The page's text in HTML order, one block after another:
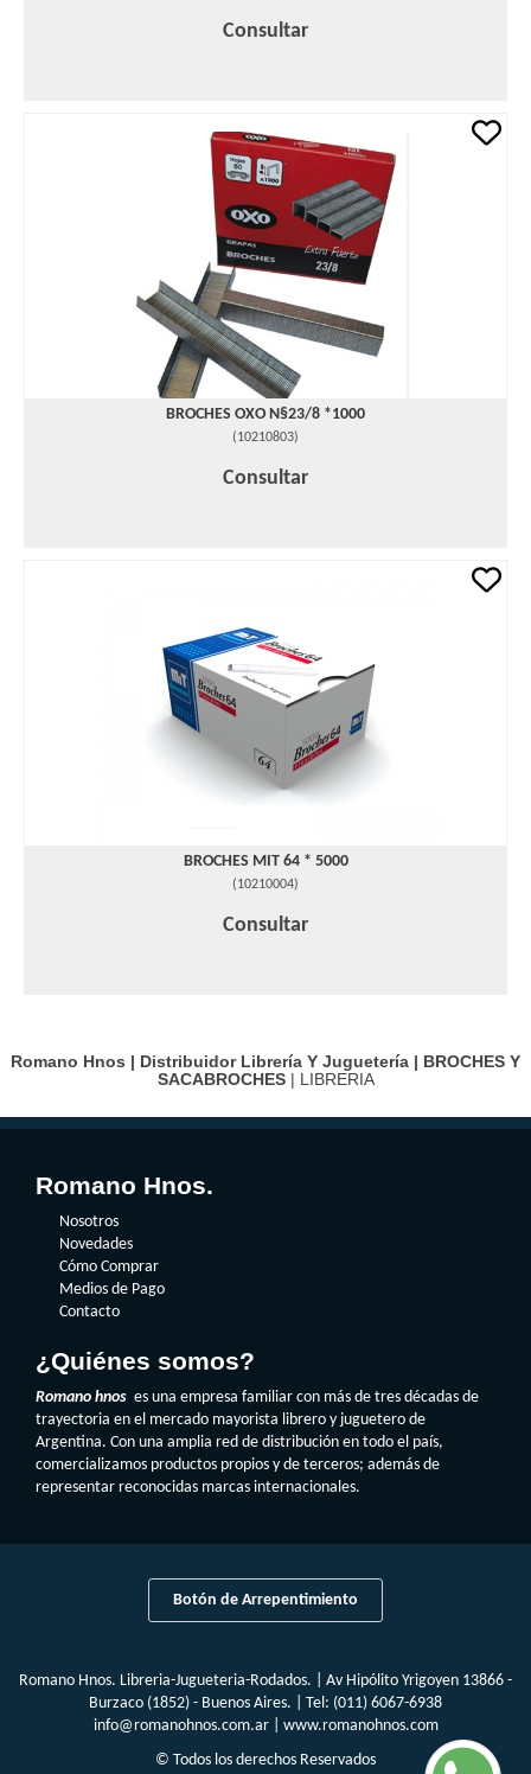
Consultar
BROCHES OXO N§23/8 *1000
(10210803)
Consultar
BROCHES MIT 64 * 5000
(10210004)
Consultar
Romano Hnos | Distribuidor Librería Y Juguetería | BROCHES Y
SACABROCHES| LIBRERIA
Romano Hnos.
Nosotros
Novedades
Cómo Comprar
Medios de Pago
Contacto
¿Quiénes somos?
Romano hnos es una empresa familiar con más de tres décadas de
trayectoria en el mercado mayorista librero y juguetero de
Argentina. Con una amplia red de distribución en todo el país,
comercializamos productos propios y de terceros; además de
representar reconocidas marcas internacionales.
Botón de Arrepentimiento
Romano Hnos. Libreria-Jugueteria-Rodados. | Av Hipólito Yrigoyen 13866 -
Burzaco (1852) - Buenos Aires. | Tel: (011) 6067-6938
info@romanohnos.com.ar| www.romanohnos.com
© Todos los derechos Reservados